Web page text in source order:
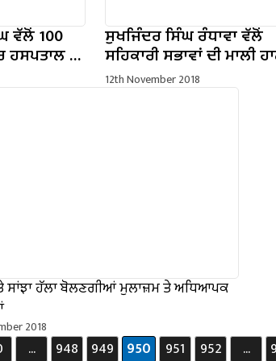
ਵੱਲੋਂ 100
ਦਾ
ਓਨਕੌਲੋਜੀ
ਦਾ ਐਲਾਨ
ਸੁਖਜਿੰਦਰ ਸਿੰਘ ਰੰਧਾਵਾ ਵੱਲੋਂ
ਸਹਿਕਾਰੀ ਸਭਾਵਾਂ ਦੀ ਮਾਲੀ
ਸੁਧਾਰਨ ਵੱਲ ਵਿਸ਼ੇਸ਼ ਤਵੱਜੋਂ ਦੇਣ ਦੇ
ਨਿਰਦੇਸ਼
12th November 2018
ਸਾਂਝਾ ਹੱਲਾ ਬੋਲਣਗੀਆਂ ਮੁਲਾਜ਼ਮ ਤੇ ਅਧਿਆਪਕ
2018
... 948 949 950 951 952 ...